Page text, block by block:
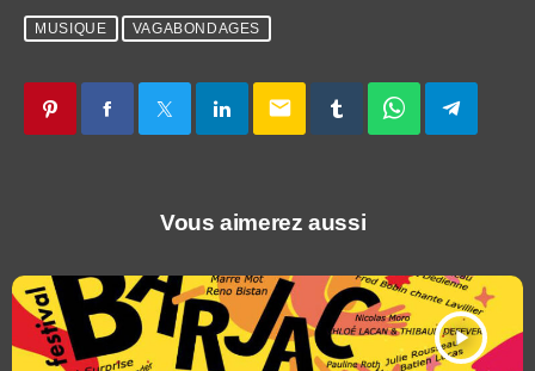
MUSIQUE VAGABONDAGES
email
Vous aimerez aussi
play_arrow